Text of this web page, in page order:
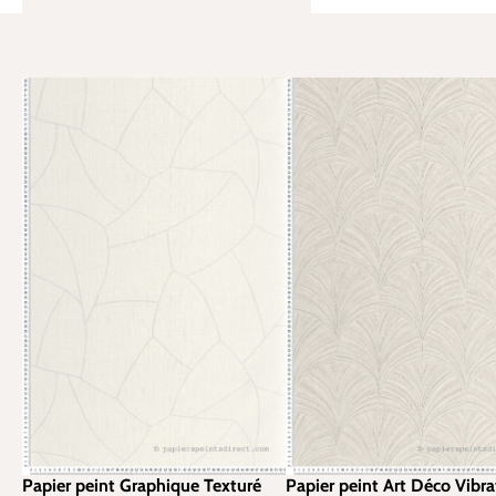
Papier peint Graphique Texturé Papier peint Art Déco